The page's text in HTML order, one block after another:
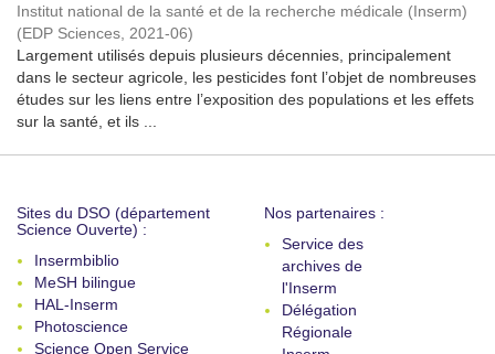
Institut national de la santé et de la recherche médicale (Inserm)
(EDP Sciences, 2021-06)
Largement utilisés depuis plusieurs décennies, principalement
dans le secteur agricole, les pesticides font l’objet de nombreuses
études sur les liens entre l’exposition des populations et les effets
sur la santé, et ils ...
Sites du DSO (département
Science Ouverte) :
Insermbiblio
MeSH bilingue
HAL-Inserm
Photoscience
Science Open Service
Nos partenaires :
Service des
archives de
l'Inserm
Délégation
Régionale